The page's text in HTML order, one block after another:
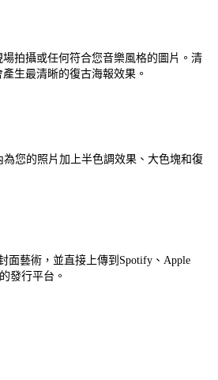
拍攝或任何符合您音樂風格的圖片。清
生最清晰的復古海報效果。
您的照片加上半色調效果、大色塊和復
面藝術，並直接上傳到Spotify、Apple
發行平台。